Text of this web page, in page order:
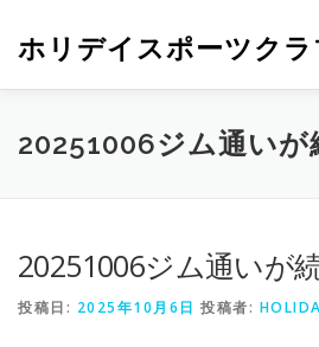
ホリデイスポーツク
20251006ジム通いが
20251006ジム通いが
投稿日: 2025年10月6日 投稿者: